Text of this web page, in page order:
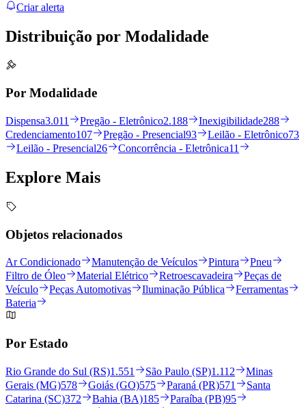
Criar alerta
Distribuição por Modalidade
Por Modalidade
Dispensa3.011 Pregão - Eletrônico2.188 Inexigibilidade288
Credenciamento107 Pregão - Presencial93 Leilão - Eletrônico73
Leilão - Presencial26 Concorrência - Eletrônica11
Explore Mais
Objetos relacionados
Ar Condicionado Manutenção de Veículos Pintura
Pneu
Filtro de Óleo
Material Elétrico Retroescavadeira
Peças de
Veículo
Peças Automotivas Iluminação Pública
Ferramentas
Bateria
Por Estado
Rio Grande do Sul (RS)1.551 São Paulo (SP)1.112
Minas
Gerais (MG)578 Goiás (GO)575 Paraná (PR)571
Santa
Catarina (SC)372 Bahia (BA)185 Paraíba (PB)95